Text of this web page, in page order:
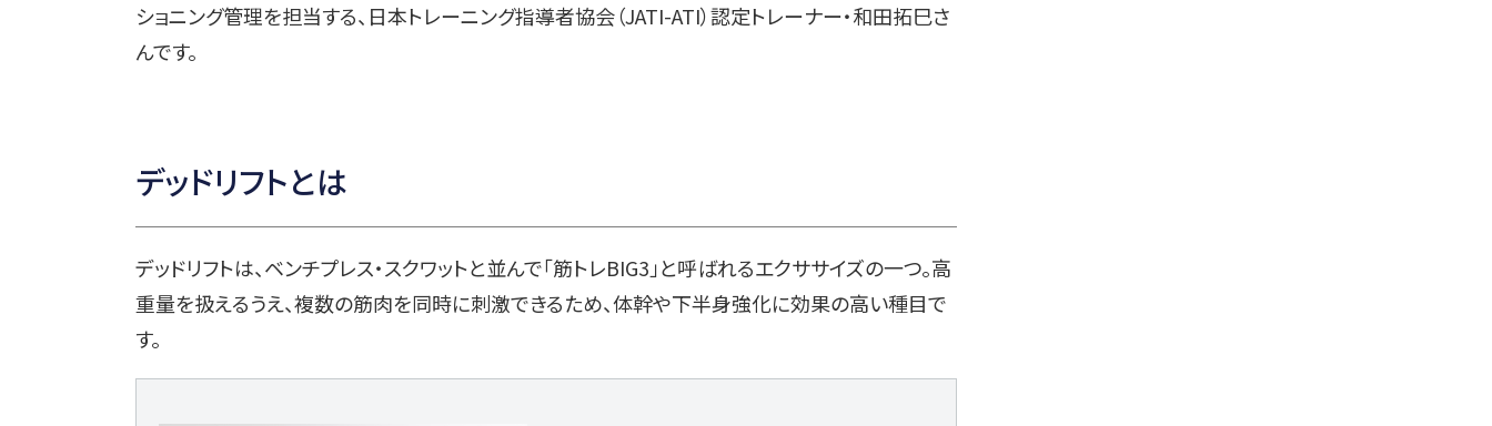
ショニング管理を担当する、日本トレーニング指導者協会（JATI-ATI）認定トレーナー・和田拓巳さ
んです。
デッドリフトとは
デッドリフトは、ベンチプレス・スクワットと並んで「筋トレBIG3」と呼ばれるエクササイズの一つ。高
重量を扱えるうえ、複数の筋肉を同時に刺激できるため、体幹や下半身強化に効果の高い種目で
す。